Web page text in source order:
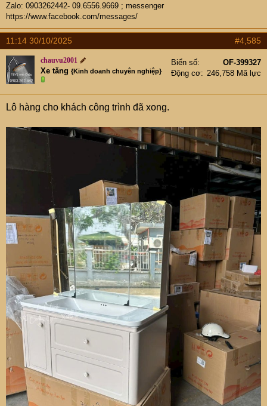
Zalo: 0903262442- 09.6556.9669 ; messenger
https://www.facebook.com/messages/
11:14 30/10/2025 #4,585
chauvu2001
Xe tăng {Kinh doanh chuyên nghiệp}
Biển số
OF-399327
Động cơ
246,758 Mã lực
Lô hàng cho khách công trình đã xong.